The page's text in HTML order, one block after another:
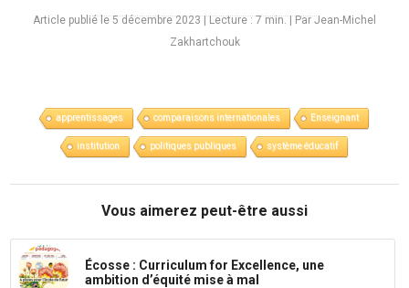
Article publié le 5 décembre 2023|Lecture : 7 min. | Par Jean-Michel
Zakhartchouk
apprentissages comparaisons internationales Enseignant
institution politiques publiques système éducatif
Vous aimerez peut-être aussi
Écosse : Curriculum for Excellence, une
ambition d’équité mise à mal